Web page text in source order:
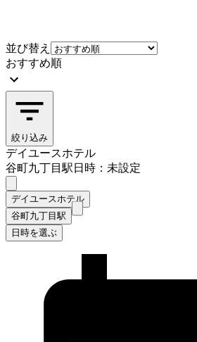
並び替え
おすすめ順
絞り込み
デイユースホテル
谷町九丁目駅日時：未設定
デイユースホテル
谷町九丁目駅
日時を選ぶ